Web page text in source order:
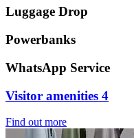
Luggage Drop
Powerbanks
WhatsApp Service
Visitor amenities 4
Find out more